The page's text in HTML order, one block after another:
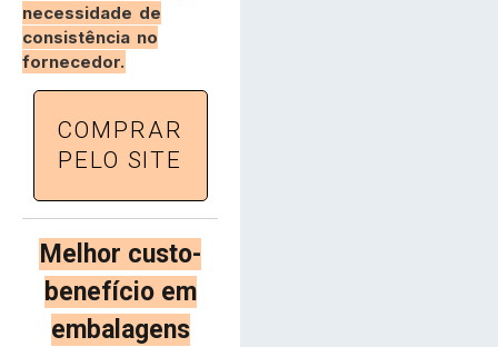
necessidade de
consistência no
fornecedor.
COMPRAR
PELO SITE
Melhor custo-
benefício em
embalagens